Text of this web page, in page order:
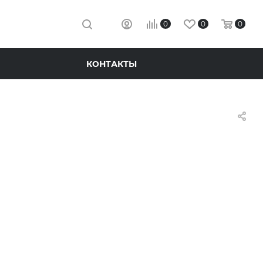
0 0 0
КОНТАКТЫ